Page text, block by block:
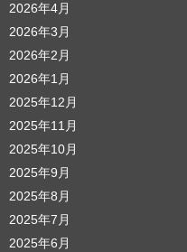
2026年4月
2026年3月
2026年2月
2026年1月
2025年12月
2025年11月
2025年10月
2025年9月
2025年8月
2025年7月
2025年6月